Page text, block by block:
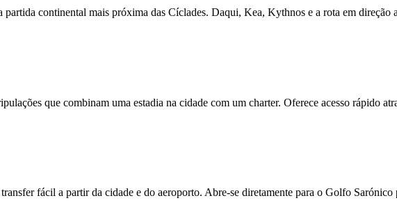
continental mais próxima das Cíclades. Daqui, Kea, Kythnos e a rota em direção
que combinam uma estadia na cidade com um charter. Oferece acesso rápido
fácil a partir da cidade e do aeroporto. Abre-se diretamente para o Golfo